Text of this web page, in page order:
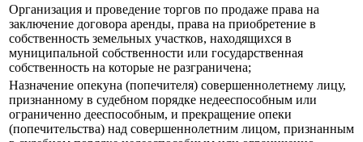
Организация и проведение торгов по продаже права на
заключение договора аренды, права на приобретение в
собственность земельных участков, находящихся в
муниципальной собственности или государственная
собственность на которые не разграничена;
Назначение опекуна (попечителя) совершеннолетнему лицу,
признанному в судебном порядке недееспособным или
ограниченно дееспособным, и прекращение опеки
(попечительства) над совершеннолетним лицом, признанным